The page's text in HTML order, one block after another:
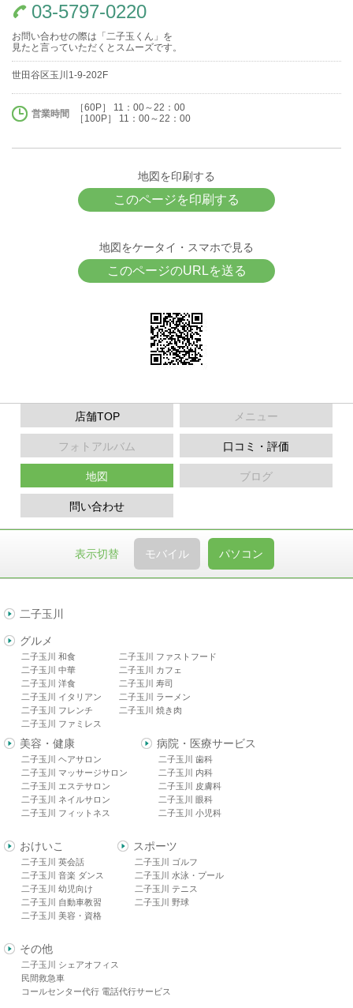
03-5797-0220
お問い合わせの際は「二子玉くん」を
見たと言っていただくとスムーズです。
世田谷区玉川1-9-202F
営業時間
［60P］ 11：00～22：00
［100P］ 11：00～22：00
地図を印刷する
このページを印刷する
地図をケータイ・スマホで見る
このページのURLを送る
店舗TOP メニュー
フォトアルバム 口コミ・評価
地図 ブログ
問い合わせ
表示切替 モバイル パソコン
二子玉川
グルメ
二子玉川 和食
二子玉川 中華
二子玉川 洋食
二子玉川 イタリアン
二子玉川 フレンチ
二子玉川 ファミレス
二子玉川 ファストフード
二子玉川 カフェ
二子玉川 寿司
二子玉川 ラーメン
二子玉川 焼き肉
美容・健康
二子玉川 ヘアサロン
二子玉川 マッサージサロン
二子玉川 エステサロン
二子玉川 ネイルサロン
二子玉川 フィットネス
病院・医療サービス
二子玉川 歯科
二子玉川 内科
二子玉川 皮膚科
二子玉川 眼科
二子玉川 小児科
おけいこ
二子玉川 英会話
二子玉川 音楽 ダンス
二子玉川 幼児向け
二子玉川 自動車教習
二子玉川 美容・資格
スポーツ
二子玉川 ゴルフ
二子玉川 水泳・プール
二子玉川 テニス
二子玉川 野球
その他
二子玉川 シェアオフィス
民間救急車
コールセンター代行 電話代行サービス